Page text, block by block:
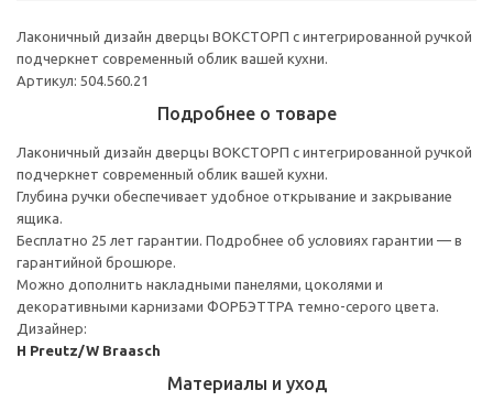
Лаконичный дизайн дверцы ВОКСТОРП с интегрированной ручкой
подчеркнет современный облик вашей кухни.
Артикул: 504.560.21
Подробнее о товаре
Лаконичный дизайн дверцы ВОКСТОРП с интегрированной ручкой
подчеркнет современный облик вашей кухни.
Глубина ручки обеспечивает удобное открывание и закрывание
ящика.
Бесплатно 25 лет гарантии. Подробнее об условиях гарантии — в
гарантийной брошюре.
Можно дополнить накладными панелями, цоколями и
декоративными карнизами ФОРБЭТТРА темно-серого цвета.
Дизайнер:
H Preutz/W Braasch
Материалы и уход